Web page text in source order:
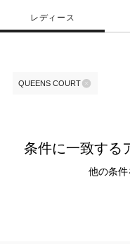
レディース
QUEENS COURT
条件に一致する
他の条件